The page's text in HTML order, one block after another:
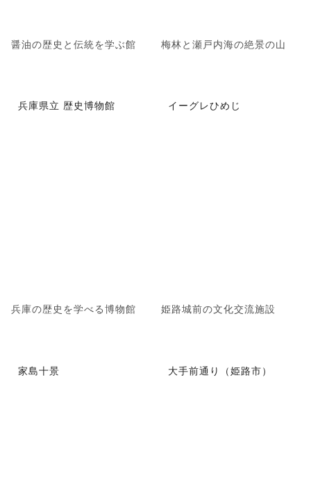
醤油の歴史と伝統を学ぶ館 梅林と瀬戸内海の絶景の山
兵庫県立 歴史博物館
兵庫の歴史を学べる博物館
イーグレひめじ
姫路城前の文化交流施設
家島十景 大手前通り（姫路市）